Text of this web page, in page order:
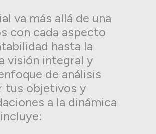
va más allá de una
con cada aspecto
hasta la
visión integral y
de análisis
tus objetivos y
a la dinámica